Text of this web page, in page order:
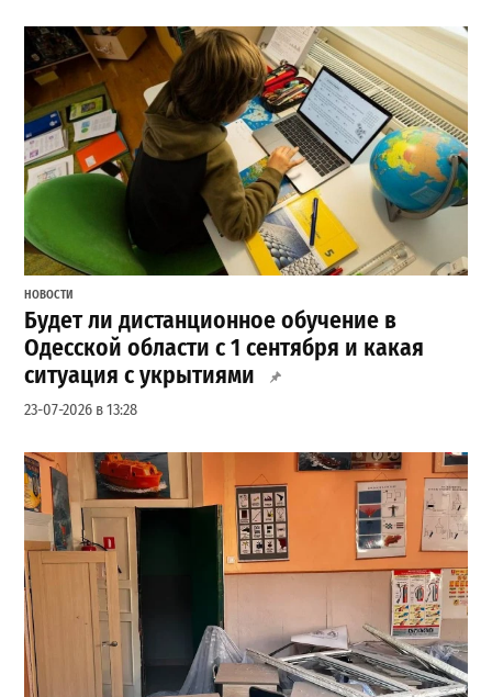
НОВОСТИ
Будет ли дистанционное обучение в
Одесской области с 1 сентября и какая
ситуация с укрытиями
23-07-2026 в 13:28